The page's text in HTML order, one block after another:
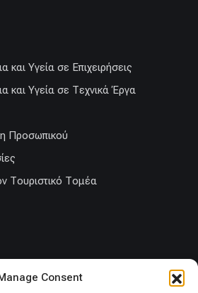
Consent
και Υγεία σε Επιχειρήσεις
και Υγεία σε Τεχνικά Έργα
Προσωπικού
Τουριστικό Τομέα